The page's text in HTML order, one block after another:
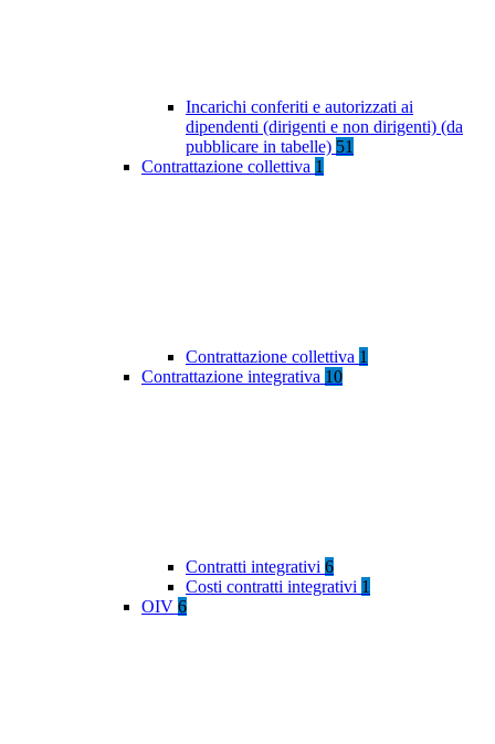
Incarichi conferiti e autorizzati ai
dipendenti (dirigenti e non dirigenti) (da
pubblicare in tabelle) 51
Contrattazione collettiva 1
Contrattazione collettiva 1
Contrattazione integrativa 10
Contratti integrativi 6
Costi contratti integrativi 1
OIV 6